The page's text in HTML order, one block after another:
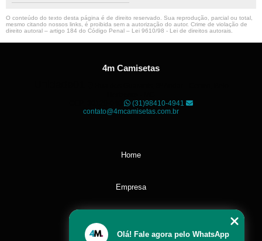
O conteúdo do texto desta página é de direito reservado. Sua reprodução, parcial ou total,
mesmo citando nossos links, é proibida sem a autorização do autor. Crime de violação de
direito autoral – artigo 184 do Código Penal – Lei 9610/98 - Lei de direitos autorais
4m Camisetas
(31)98410-4941
contato@4mcamisetas.com.br
Home
Empresa
Olá! Fale agora pelo WhatsApp